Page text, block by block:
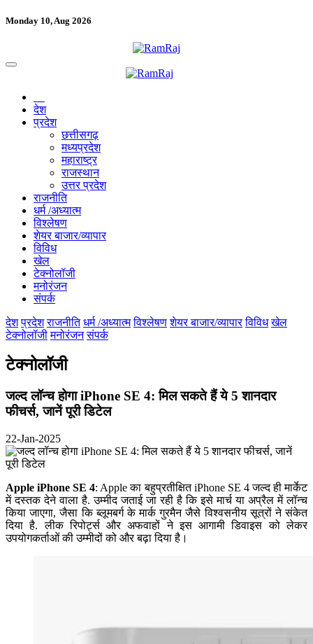
Monday 10, Aug 2026
देश
प्रदेश
छत्तीसगढ़
मध्यप्रदेश
महाराष्ट्र
राजस्थान
उत्तर प्रदेश
राजनीति
धर्म /अध्यात्म
विश्लेषण
शेयर बाजार/व्यापार
विविध
खेल
टेक्नोलॉजी
मनोरंजन
संपर्क
देश प्रदेश राजनीति धर्म /अध्यात्म विश्लेषण शेयर बाजार/व्यापार विविध खेल
टेक्नोलॉजी मनोरंजन संपर्क
टेक्नोलॉजी
जल्द लॉन्च होगा iPhone SE 4: मिल सकते हैं ये 5 शानदार
फीचर्स, जानें पूरी डिटेल
22-Jan-2025
Apple iPhone SE 4: Apple का बहुप्रतीक्षित iPhone SE 4 जल्द ही मार्केट
में दस्तक देने वाला है. उम्मीद जताई जा रही है कि इसे मार्च या अप्रैल में लॉन्च
किया जाएगा, जैसा कि ब्लूमबर्ग के मार्क गुरमैन जैसे विश्वसनीय सूत्रों ने संकेत
दिया है. लीक रिपोर्ट्स और अफवाहों ने इस आगामी डिवाइस को लेकर
उपयोगकर्ताओं की उम्मीदों को और बढ़ा दिया है।